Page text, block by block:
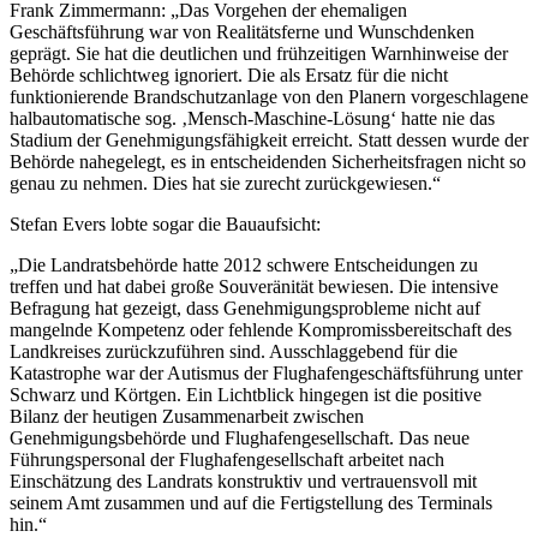
Frank Zimmermann: „Das Vorgehen der ehemaligen
Geschäftsführung war von Realitätsferne und Wunschdenken
geprägt. Sie hat die deutlichen und frühzeitigen Warnhinweise der
Behörde schlichtweg ignoriert. Die als Ersatz für die nicht
funktionierende Brandschutzanlage von den Planern vorgeschlagene
halbautomatische sog. ‚Mensch-Maschine-Lösung‘ hatte nie das
Stadium der Genehmigungsfähigkeit erreicht. Statt dessen wurde der
Behörde nahegelegt, es in entscheidenden Sicherheitsfragen nicht so
genau zu nehmen. Dies hat sie zurecht zurückgewiesen.“
Stefan Evers lobte sogar die Bauaufsicht:
„Die Landratsbehörde hatte 2012 schwere Entscheidungen zu
treffen und hat dabei große Souveränität bewiesen. Die intensive
Befragung hat gezeigt, dass Genehmigungsprobleme nicht auf
mangelnde Kompetenz oder fehlende Kompromissbereitschaft des
Landkreises zurückzuführen sind. Ausschlaggebend für die
Katastrophe war der Autismus der Flughafengeschäftsführung unter
Schwarz und Körtgen. Ein Lichtblick hingegen ist die positive
Bilanz der heutigen Zusammenarbeit zwischen
Genehmigungsbehörde und Flughafengesellschaft. Das neue
Führungspersonal der Flughafengesellschaft arbeitet nach
Einschätzung des Landrats konstruktiv und vertrauensvoll mit
seinem Amt zusammen und auf die Fertigstellung des Terminals
hin.“